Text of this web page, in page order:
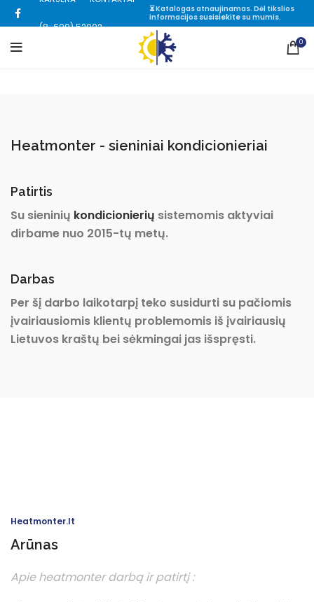
(8-699) 52002
⏳ Katalogas atnaujinamas. Dėl tikslios
informacijos susisiekitesu mumis.
0
Heatmonter - sieniniai kondicionieriai
Patirtis
Su sieninių kondicionierių sistemomis aktyviai
dirbame nuo 2015-tų metų.
Darbas
Per šį darbo laikotarpį teko susidurti su pačiomis
įvairiausiomis klientų problemomis iš įvairiausių
Lietuvos kraštų bei sėkmingai jas išspręsti.
Heatmonter.lt
Arūnas
Apie heatmonter darbą ir patirtį :